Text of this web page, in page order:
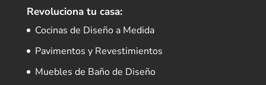
Revoluciona tu casa:
Cocinas de Diseño a Medida
Pavimentos y Revestimientos
Muebles de Baño de Diseño